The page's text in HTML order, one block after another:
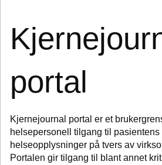
portal
Kjernejournal portal er et
helsepersonell tilgang til pasientens
helseopplysninger på tvers av
Portalen gir tilgang til blant annet